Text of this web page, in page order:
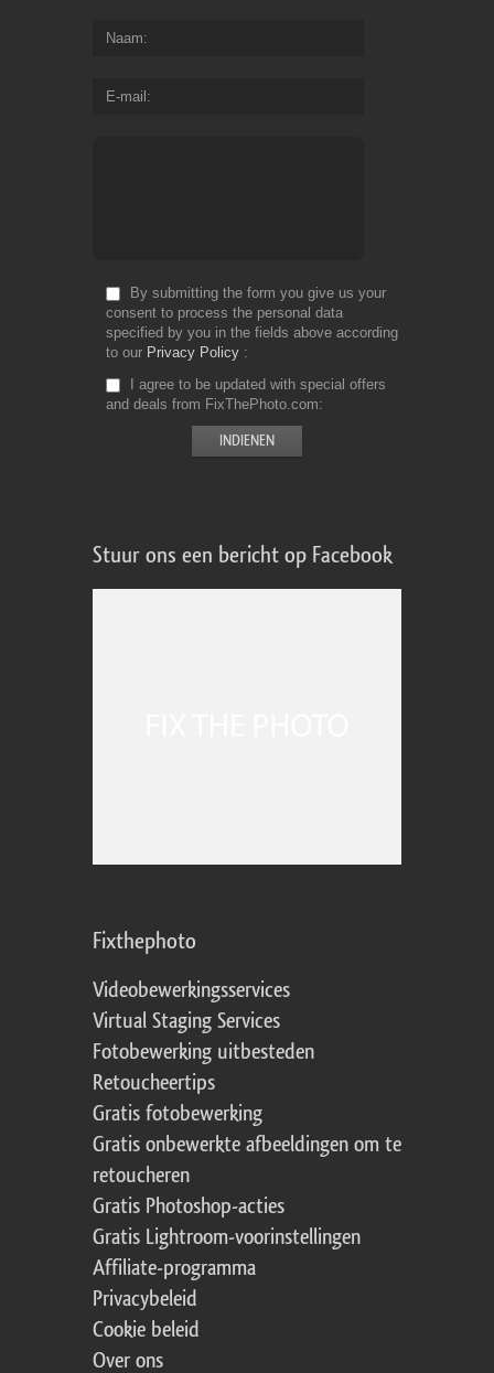
Naam
E-mail
By submitting the form you give us your
consent to process the personal data
specified by you in the fields above according
to our Privacy Policy
I agree to be updated with special offers
and deals from FixThePhoto.com
Stuur ons een bericht op Facebook
Fixthephoto
Videobewerkingsservices
Virtual Staging Services
Fotobewerking uitbesteden
Retoucheertips
Gratis fotobewerking
Gratis onbewerkte afbeeldingen om te
retoucheren
Gratis Photoshop-acties
Gratis Lightroom-voorinstellingen
Affiliate-programma
Privacybeleid
Cookie beleid
Over ons